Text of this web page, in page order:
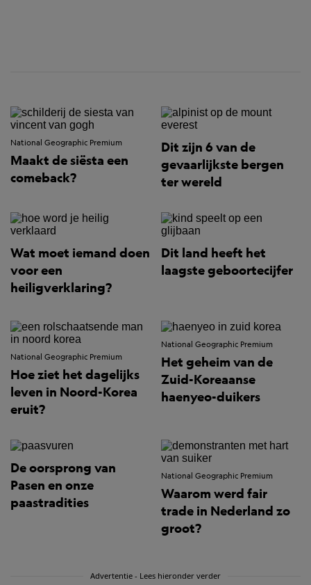
National Geographic Premium
Maakt de siësta een
comeback?
Dit zijn 6 van de
gevaarlijkste bergen
ter wereld
Wat moet iemand doen
voor een
heiligverklaring?
Dit land heeft het
laagste geboortecijfer
National Geographic Premium
Hoe ziet het dagelijks
leven in Noord-Korea
eruit?
National Geographic Premium
Het geheim van de
Zuid-Koreaanse
haenyeo-duikers
De oorsprong van
Pasen en onze
paastradities
National Geographic Premium
Waarom werd fair
trade in Nederland zo
groot?
Advertentie - Lees hieronder verder